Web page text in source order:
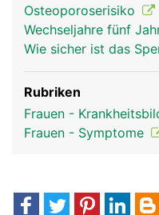
Osteoporoserisiko
Wechseljahre fünf
Wie sicher ist das
Rubriken
Frauen -
Frauen - Symptome